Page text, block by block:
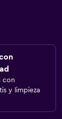
con
y limpieza